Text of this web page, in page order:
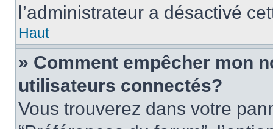
l’administrateur a désactivé
Haut
» Comment empêcher mon
utilisateurs connectés?
Vous trouverez dans votre